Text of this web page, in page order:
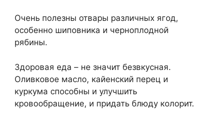
Очень полезны отвары различных ягод,
особенно шиповника и черноплодной
рябины.
Здоровая еда – не значит безвкусная.
Оливковое масло, кайенский перец и
куркума способны и улучшить
кровообращение, и придать блюду колорит.